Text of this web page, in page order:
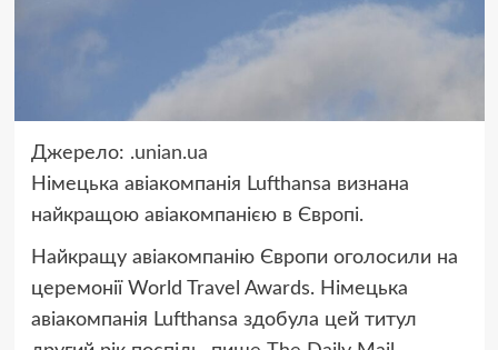
Джерело: .unian.ua
Німецька авіакомпанія Lufthansa визнана
найкращою авіакомпанією в Європі.
Найкращу авіакомпанію Європи оголосили на
церемонії World Travel Awards. Німецька
авіакомпанія Lufthansa здобула цей титул